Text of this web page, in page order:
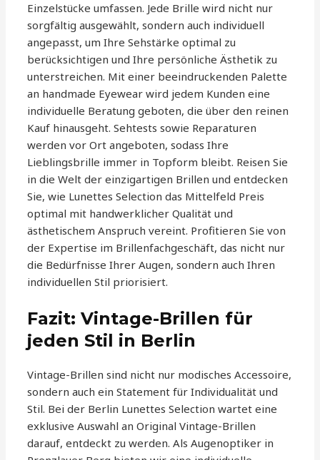
Einzelstücke umfassen. Jede Brille wird nicht nur
sorgfältig ausgewählt, sondern auch individuell
angepasst, um Ihre Sehstärke optimal zu
berücksichtigen und Ihre persönliche Ästhetik zu
unterstreichen. Mit einer beeindruckenden Palette
an handmade Eyewear wird jedem Kunden eine
individuelle Beratung geboten, die über den reinen
Kauf hinausgeht. Sehtests sowie Reparaturen
werden vor Ort angeboten, sodass Ihre
Lieblingsbrille immer in Topform bleibt. Reisen Sie
in die Welt der einzigartigen Brillen und entdecken
Sie, wie Lunettes Selection das Mittelfeld Preis
optimal mit handwerklicher Qualität und
ästhetischem Anspruch vereint. Profitieren Sie von
der Expertise im Brillenfachgeschäft, das nicht nur
die Bedürfnisse Ihrer Augen, sondern auch Ihren
individuellen Stil priorisiert.
Fazit: Vintage-Brillen für
jeden Stil in Berlin
Vintage-Brillen sind nicht nur modisches Accessoire,
sondern auch ein Statement für Individualität und
Stil. Bei der Berlin Lunettes Selection wartet eine
exklusive Auswahl an Original Vintage-Brillen
darauf, entdeckt zu werden. Als Augenoptiker in